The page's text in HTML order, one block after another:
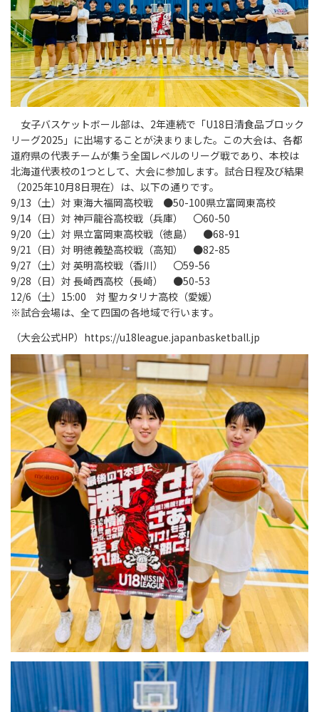
女子バスケットボール部は、2年連続で「U18日清食品ブロック
リーグ2025」に出場することが決まりました。この大会は、各都
道府県の代表チームが集う全国レベルのリーグ戦であり、本校は
北海道代表校の1つとして、大会に参加します。試合日程及び結果
（2025年10月8日現在）は、以下の通りです。
9/13（土）対 東海大福岡高校戦 ●50-100県立富岡東高校
9/14（日）対 神戸龍谷高校戦（兵庫） 〇60-50
9/20（土）対 県立富岡東高校戦（徳島） ●68-91
9/21（日）対 明徳義塾高校戦（高知） ●82-85
9/27（土）対 英明高校戦（香川） 〇59-56
9/28（日）対 長崎西高校（長崎） ●50-53
12/6（土）15:00 対 聖カタリナ高校（愛媛）
※試合会場は、全て四国の各地域で行います。
（大会公式HP） https://u18league.japanbasketball.jp